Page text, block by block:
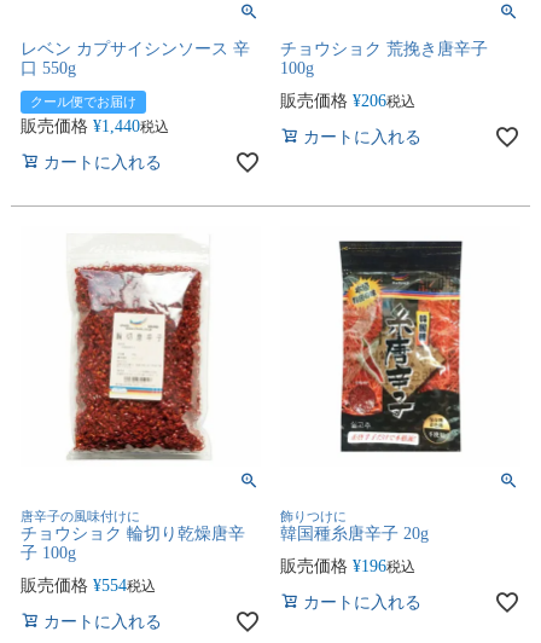
レベン カプサイシンソース 辛
口 550g
クール便でお届け
販売価格 ¥1,440税込
カートに入れる
チョウショク 荒挽き唐辛子
100g
販売価格 ¥206税込
カートに入れる
唐辛子の風味付けに
チョウショク 輪切り乾燥唐辛
子 100g
販売価格 ¥554税込
カートに入れる
飾りつけに
韓国種糸唐辛子 20g
販売価格 ¥196税込
カートに入れる